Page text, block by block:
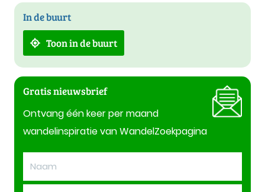
In de buurt
Toon in de buurt
Gratis nieuwsbrief
Ontvang één keer per maand
wandelinspiratie van WandelZoekpagina